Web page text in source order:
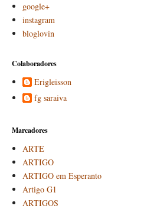
google+
instagram
bloglovin
Colaboradores
Erigleisson
fg saraiva
Marcadores
ARTE
ARTIGO
ARTIGO em Esperanto
Artigo G1
ARTIGOS